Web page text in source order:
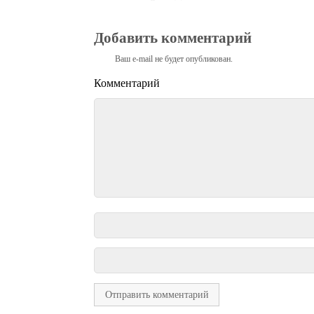
Добавить комментарий
Ваш e-mail не будет опубликован.
Комментарий